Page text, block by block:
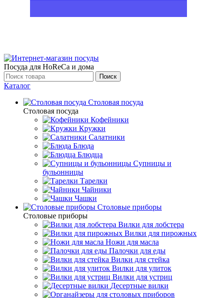
Посуда для HoReCa и дома
Поиск
Каталог
Столовая посуда
Столовая посуда
Кофейники
Кружки
Салатники
Блюда
Блюдца
Супницы и
бульонницы
Тарелки
Чайники
Чашки
Cтоловые приборы
Cтоловые приборы
Вилки для лобстера
Вилки для пирожных
Ножи для масла
Палочки для еды
Вилки для стейка
Вилки для улиток
Вилки для устриц
Десертные вилки